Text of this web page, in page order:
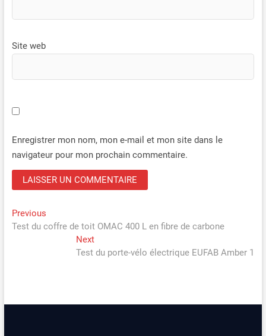
Site web
Enregistrer mon nom, mon e-mail et mon site dans le
navigateur pour mon prochain commentaire.
Navigation
de
PreviousPrevious
post:
Test du coffre de toit OMAC 400 L en fibre de carbone
NextNext
post:
Test du porte-vélo électrique EUFAB Amber 1